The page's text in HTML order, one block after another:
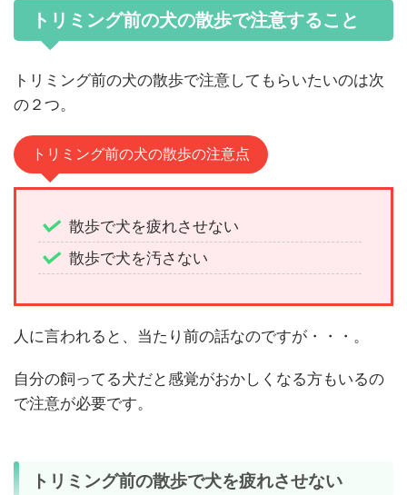
トリミング前の犬の散歩で注意すること
トリミング前の犬の散歩で注意してもらいたいのは次
の２つ。
トリミング前の犬の散歩の注意点
散歩で犬を疲れさせない
散歩で犬を汚さない
人に言われると、当たり前の話なのですが・・・。
自分の飼ってる犬だと感覚がおかしくなる方もいるの
で注意が必要です。
トリミング前の散歩で犬を疲れさせない